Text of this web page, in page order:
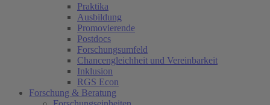
Praktika
Ausbildung
Promovierende
Postdocs
Forschungsumfeld
Chancengleichheit und Vereinbarkeit
Inklusion
RGS Econ
Forschung & Beratung